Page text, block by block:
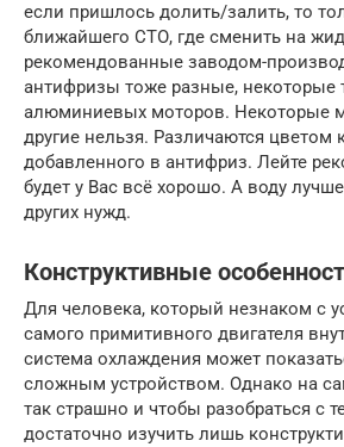
если пришлось долить/залить, то
ближайшего СТО, где сменить на
рекомендованные заводом-
антифризы тоже разные, некоторые
алюминиевых моторов. Некоторые
другие нельзя. Различаются цветом
добавленного в антифриз. Лейте
будет у Вас всё хорошо. А воду
других нужд.
Конструктивные
Для человека, который незнаком с
самого примитивного двигателя
система охлаждения может
сложным устройством. Однако на
так страшно и чтобы разобраться с
достаточно изучить лишь